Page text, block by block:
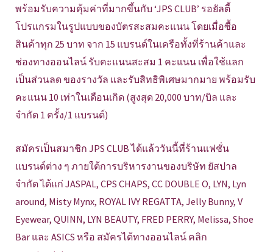
พร้อมรับความคุ้มค่าที่มากขึ้นกับ ‘JPS CLUB’ รอยัลตี้
โปรแกรมในรูปแบบของบัตรสะสมคะแนน โดยเมื่อซื้อ
สินค้าทุก 25 บาท จาก 15 แบรนด์ในเครือทั้งที่ร้านค้าและ
ช่องทางออนไลน์ รับคะแนนสะสม 1 คะแนน เพื่อใช้แลก
เป็นส่วนลด ของรางวัล และรับสิทธิพิเศษมากมาย พร้อมรับ
คะแนน 10 เท่าในเดือนเกิด (สูงสุด 20,000 บาท/บิล และ
จำกัด 1 ครั้ง/1 แบรนด์)
สมัครเป็นสมาชิก JPS CLUB ได้แล้ววันนี้ที่ร้านแฟชั่น
แบรนด์ต่าง ๆ ภายใต้การบริหารงานของบริษัท ยัสปาล
จำกัด ได้แก่ JASPAL, CPS CHAPS, CC DOUBLE O, LYN, Lyn
around, Misty Mynx, ROYAL IVY REGATTA, Jelly Bunny, V
Eyewear, QUINN, LYN BEAUTY, FRED PERRY, Melissa, Shoe
Bar และ ASICS หรือ สมัครได้ทางออนไลน์ คลิก